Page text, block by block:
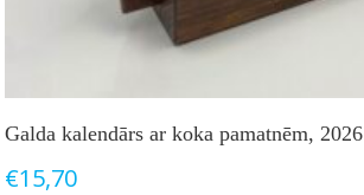
Galda kalendārs ar koka pamatnēm, 2026
€15,70